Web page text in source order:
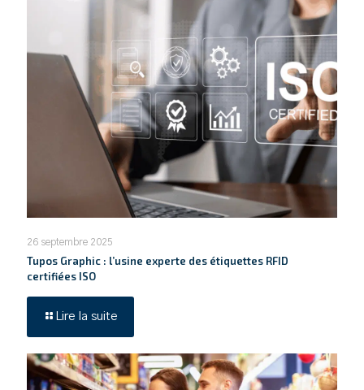
26 septembre 2025
Tupos Graphic : l’usine experte des étiquettes RFID
certifiées ISO
Lire la suite